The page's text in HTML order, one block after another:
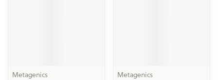
Metagenics
Metagenics